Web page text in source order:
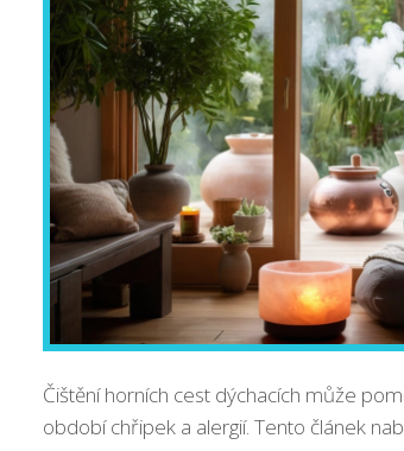
Čištění horních cest dýchacích může
období chřipek a alergií. Tento článek